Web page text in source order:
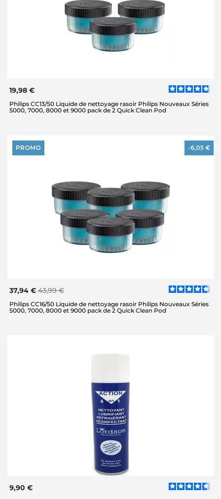
19,98 €
Philips CC13/50 Liquide de nettoyage rasoir Philips Nouveaux Séries
5000, 7000, 8000 et 9000 pack de 2 Quick Clean Pod
PROMO -6,05 €
37,94 € 43,99 €
Philips CC16/50 Liquide de nettoyage rasoir Philips Nouveaux Séries
5000, 7000, 8000 et 9000 pack de 2 Quick Clean Pod
9,90 €